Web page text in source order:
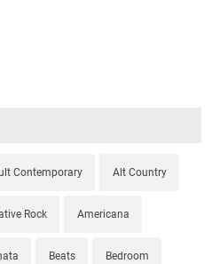
Contemporary Alt Country
Rock Americana
Beats Bedroom